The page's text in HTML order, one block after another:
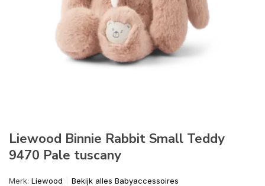
Liewood Binnie Rabbit Small Teddy
9470 Pale tuscany
Merk: Liewood Bekijk alles Babyaccessoires